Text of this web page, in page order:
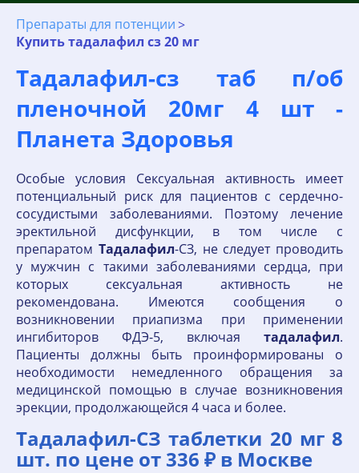
Препараты для потенции
Купить тадалафил сз 20 мг
Тадалафил-сз таб п/об
пленочной 20мг 4 шт -
Планета Здоровья
Особые условия Сексуальная активность имеет
потенциальный риск для пациентов с сердечно-
сосудистыми заболеваниями. Поэтому лечение
эректильной дисфункции, в том числе с
препаратом Тадалафил-СЗ, не следует проводить
у мужчин с такими заболеваниями сердца, при
которых сексуальная активность не
рекомендована. Имеются сообщения о
возникновении приапизма при применении
ингибиторов ФДЭ-5, включая тадалафил.
Пациенты должны быть проинформированы о
необходимости немедленного обращения за
медицинской помощью в случае возникновения
эрекции, продолжающейся 4 часа и более.
Тадалафил-СЗ таблетки 20 мг 8
шт. по цене от 336 ₽ в Москве